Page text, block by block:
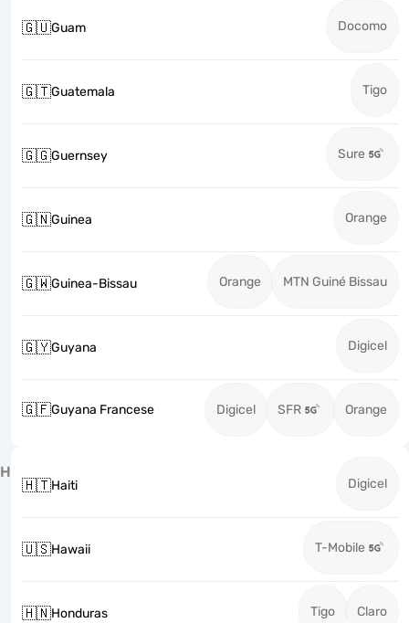
🇬🇺Guam Docomo
🇬🇹Guatemala Tigo
🇬🇬Guernsey Sure
🇬🇳Guinea Orange
🇬🇼Guinea-Bissau Orange MTN Guiné Bissau
🇬🇾Guyana Digicel
🇬🇫Guyana Francese Digicel SFR Orange
H
🇭🇹Haiti Digicel
🇺🇸Hawaii T-Mobile
🇭🇳Honduras Tigo Claro